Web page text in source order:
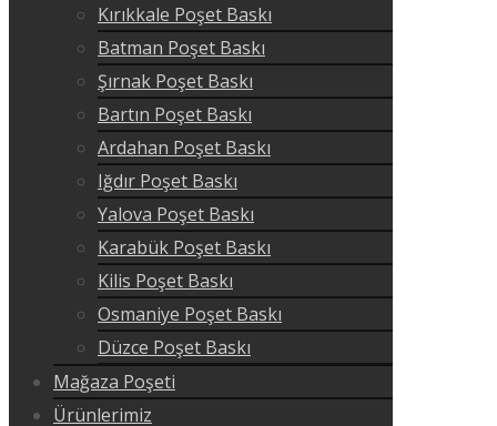
Kırıkkale Poşet Baskı
Batman Poşet Baskı
Şırnak Poşet Baskı
Bartın Poşet Baskı
Ardahan Poşet Baskı
Iğdır Poşet Baskı
Yalova Poşet Baskı
Karabük Poşet Baskı
Kilis Poşet Baskı
Osmaniye Poşet Baskı
Düzce Poşet Baskı
Mağaza Poşeti
Ürünlerimiz